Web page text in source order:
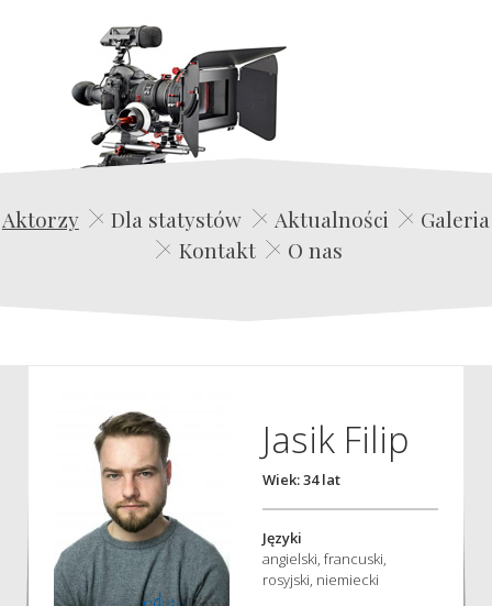
Edwin Film Agencja Aktorska
Aktorzy Dla statystów Aktualności
Galeria
Kontakt
O nas
Jasik Filip
Wiek: 34 lat
Języki
angielski, francuski,
rosyjski, niemiecki